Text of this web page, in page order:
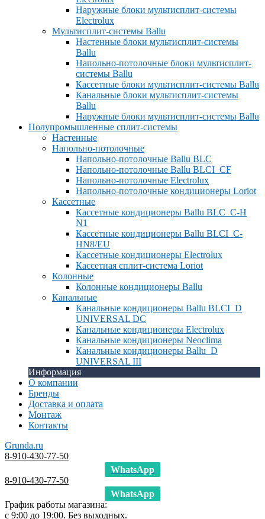
Наружные блоки мультисплит-системы
Electrolux
Мультисплит-системы Ballu
Настенные блоки мультисплит-системы
Ballu
Напольно-потолочные блоки мультисплит-
системы Ballu
Кассетные блоки мультисплит-системы Ballu
Канальные блоки мультисплит-системы
Ballu
Наружные блоки мультисплит-системы Ballu
Полупромышленные сплит-системы
Настенные
Напольно-потолочные
Напольно-потолочные Ballu BLC
Напольно-потолочные Ballu BLCI_CF
Напольно-потолочные Electrolux
Напольно-потолочные кондиционеры Loriot
Кассетные
Кассетные кондиционеры Ballu BLC_C-H
N1
Кассетные кондиционеры Ballu BLCI_C-
HN8/EU
Кассетные кондиционеры Electrolux
Кассетная сплит-система Loriot
Колонные
Колонные кондиционеры Ballu
Канальные
Канальные кондиционеры Ballu BLCI_D
UNIVERSAL DC
Канальные кондиционеры Electrolux
Канальные кондиционеры Neoclima
Канальные кондиционеры Ballu_D
UNIVERSAL III
Информация
О компании
Бренды
Доставка и оплата
Монтаж
Контакты
Grunda.ru
8-910-430-77-50
WhatsApp
8-910-430-77-50
WhatsApp
График работы магазина:
с 9:00 до 19:00. Без выходных.